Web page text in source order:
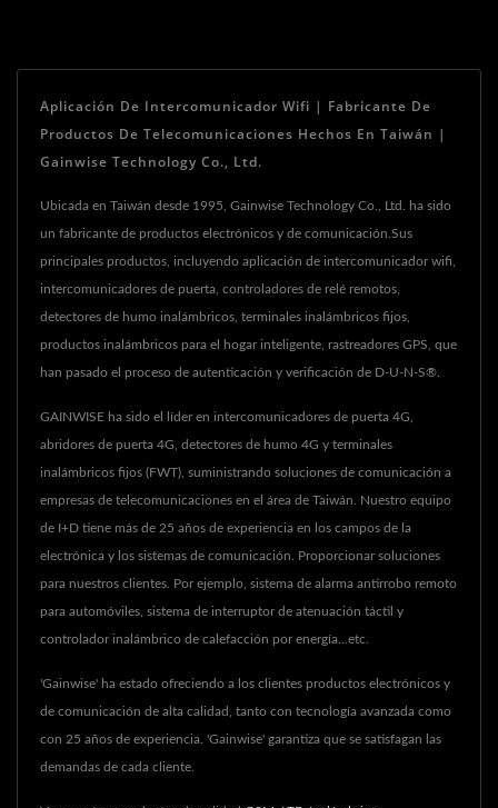
Aplicación De Intercomunicador Wifi | Fabricante De
Productos De Telecomunicaciones Hechos En Taiwán |
Gainwise Technology Co., Ltd.
Ubicada en Taiwán desde 1995, Gainwise Technology Co., Ltd. ha sido
un fabricante de productos electrónicos y de comunicación.Sus
principales productos, incluyendo aplicación de intercomunicador wifi,
intercomunicadores de puerta, controladores de relé remotos,
detectores de humo inalámbricos, terminales inalámbricos fijos,
productos inalámbricos para el hogar inteligente, rastreadores GPS, que
han pasado el proceso de autenticación y verificación de D-U-N-S®.
GAINWISE ha sido el líder en intercomunicadores de puerta 4G,
abridores de puerta 4G, detectores de humo 4G y terminales
inalámbricos fijos (FWT), suministrando soluciones de comunicación a
empresas de telecomunicaciones en el área de Taiwán. Nuestro equipo
de I+D tiene más de 25 años de experiencia en los campos de la
electrónica y los sistemas de comunicación. Proporcionar soluciones
para nuestros clientes. Por ejemplo, sistema de alarma antirrobo remoto
para automóviles, sistema de interruptor de atenuación táctil y
controlador inalámbrico de calefacción por energía...etc.
'Gainwise' ha estado ofreciendo a los clientes productos electrónicos y
de comunicación de alta calidad, tanto con tecnología avanzada como
con 25 años de experiencia. 'Gainwise' garantiza que se satisfagan las
demandas de cada cliente.